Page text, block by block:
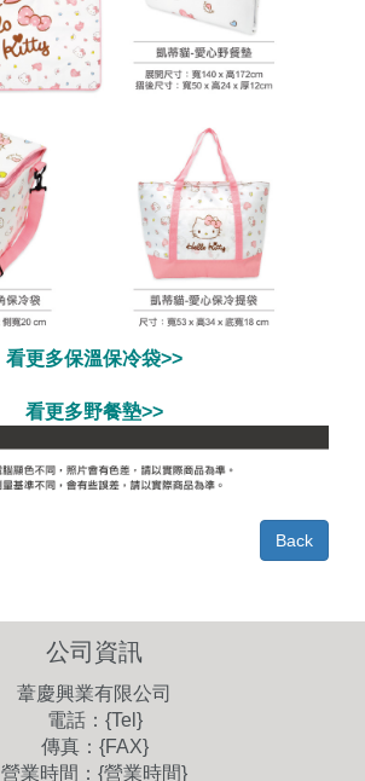
看更多保溫保冷袋>>
看更多野餐墊>>
Back
公司資訊
葦慶興業有限公司
電話：{Tel}
傳真：{FAX}
營業時間：{營業時間}